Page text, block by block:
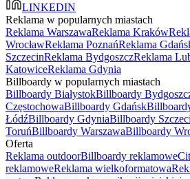
LINKEDIN
Reklama w popularnych miastach
Reklama WarszawaReklama Kraków
WrocławReklama PoznańReklama
SzczecinReklama BydgoszczReklama
KatowiceReklama Gdynia
Billboardy w popularnych miastach
Billboardy BiałystokBillboardy
CzęstochowaBillboardy Gdańsk
ŁódźBillboardy GdyniaBillboardy
ToruńBillboardy WarszawaBillboardy
Oferta
Reklama outdoorBillboardy reklamowe
reklamoweReklama wielkoformatowa